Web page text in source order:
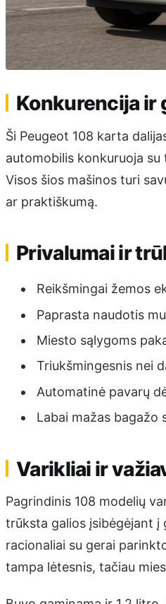
Konkurencija ir
Ši Peugeot 108 karta
automobilis konkuruoja su
Visos šios mašinos turi
ar praktiškumą.
Privalumai ir
Reikšmingai žemos
Paprasta naudotis
Miesto sąlygoms
Triukšmingesnis nei
Automatinė pavarų
Labai mažas bagažo
Varikliai ir
Pagrindinis 108 modelių
trūksta galios įsibėgėjant į
racionaliai su gerai
tampa lėtesnis, tačiau